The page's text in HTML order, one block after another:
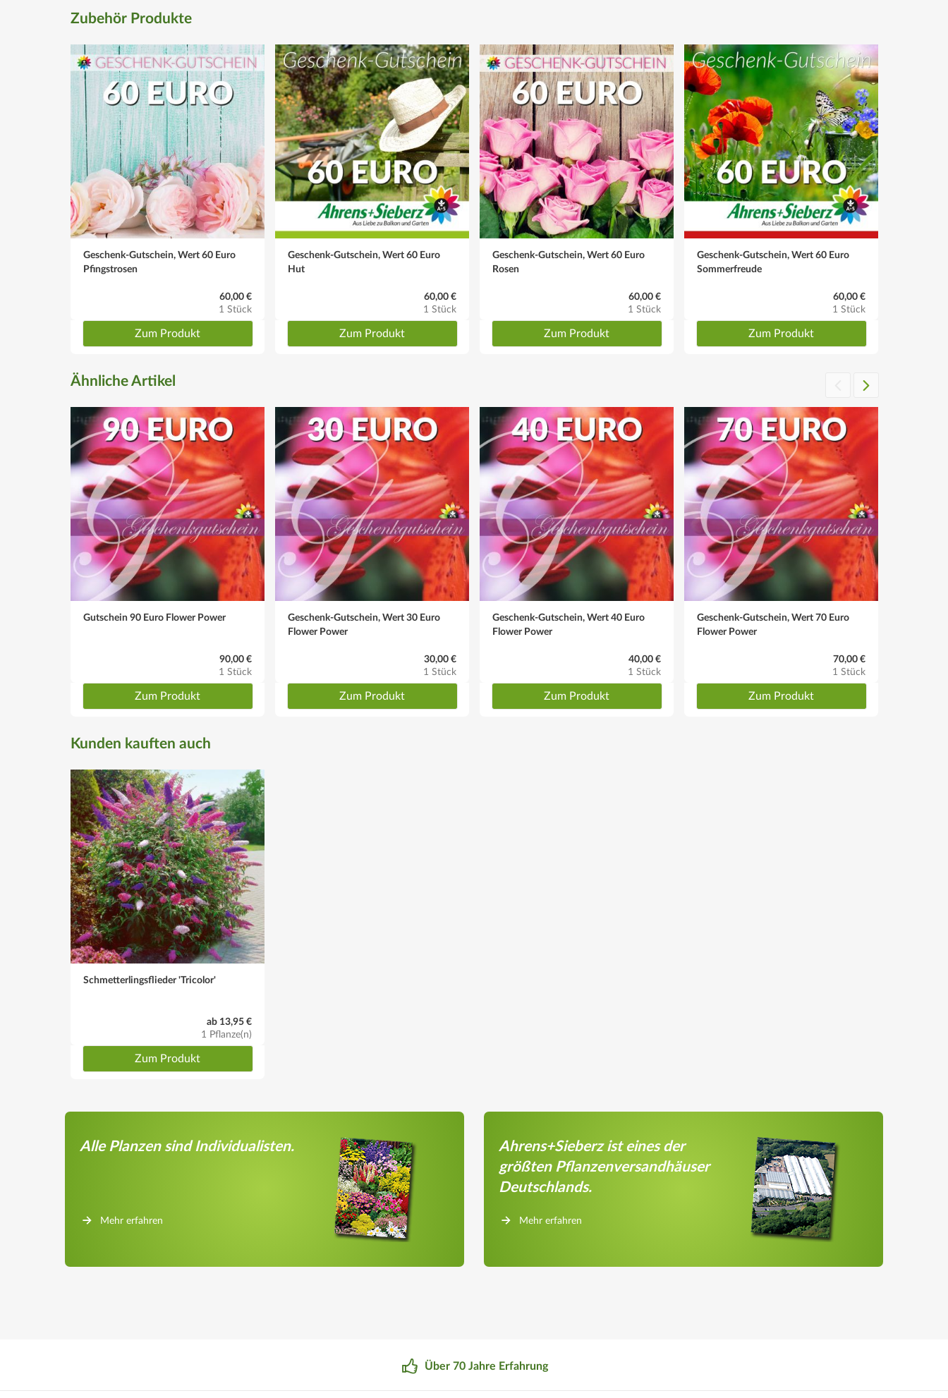
Zubehör Produkte
Geschenk-Gutschein, Wert 60 Euro
Pfingstrosen
60,00 €
1 Stück
Zum Produkt
Geschenk-Gutschein, Wert 60 Euro
Hut
60,00 €
1 Stück
Zum Produkt
Geschenk-Gutschein, Wert 60 Euro
Rosen
60,00 €
1 Stück
Zum Produkt
Geschenk-Gutschein, Wert 60 Euro
Sommerfreude
60,00 €
1 Stück
Zum Produkt
Ähnliche Artikel
Gutschein 90 Euro Flower Power
90,00 €
1 Stück
Zum Produkt
Geschenk-Gutschein, Wert 30 Euro
Flower Power
30,00 €
1 Stück
Zum Produkt
Geschenk-Gutschein, Wert 40 Euro
Flower Power
40,00 €
1 Stück
Zum Produkt
Geschenk-Gutschein, Wert 70 Euro
Flower Power
70,00 €
1 Stück
Zum Produkt
Kunden kauften auch
Schmetterlingsflieder 'Tricolor'
ab 13,95 €
1 Pflanze(n)
Zum Produkt
Alle Planzen sind Individualisten.
Mehr erfahren
Ahrens+Sieberz ist eines der
größten Pflanzenversandhäuser
Deutschlands.
Mehr erfahren
Über 70 Jahre Erfahrung